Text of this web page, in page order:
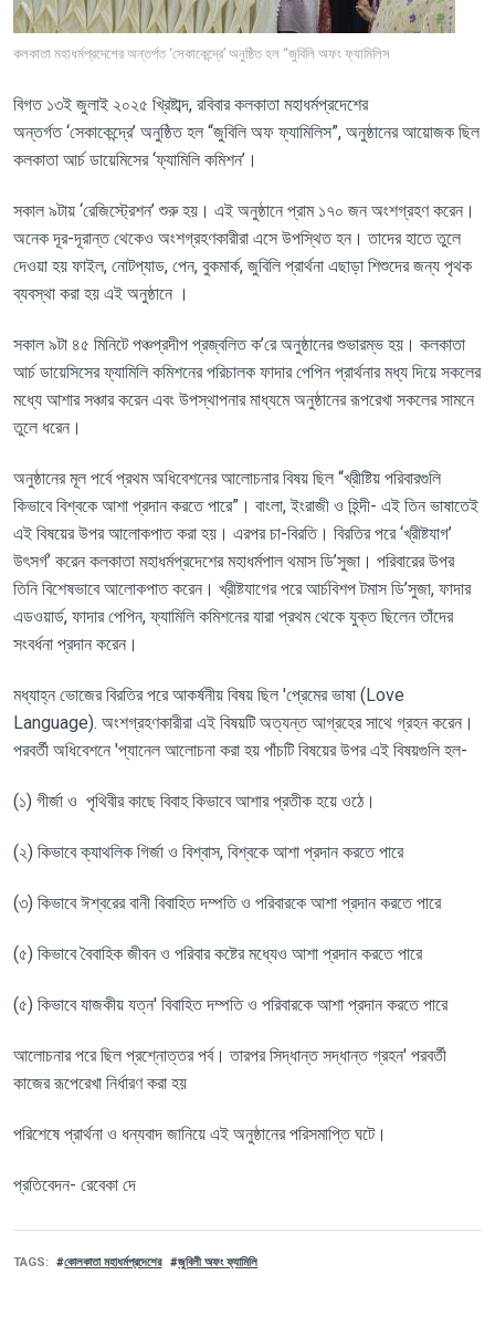
কলকাতা মহাধর্মপ্রদেশের অন্তর্পত ‘সেকাকেন্দ্রে’ অনুষ্ঠিত হল “জুবিলি অফং ফ্যামিলিস
বিগত ১৩ই জুলাই ২০২৫ খ্রিষ্টাব্দ, রবিবার কলকাতা মহাধর্মপ্রদেশের
অন্তর্গত‘সেকাকেন্দ্রে’অনুষ্ঠিত হল “জুবিলি অফ ফ্যামিলিস”,অনুষ্ঠানের আয়োজক ছিল
কলকাতা আর্চ ডায়েমিসের‘ফ্যামিলি কমিশন’।
সকাল ৯টায় ‘রেজিস্ট্রেশন’শুরু হয়। এই অনুষ্ঠানে প্রাম ১৭০ জন অংশগ্রহণ করেন।
অনেক দূর-দূরান্ত থেকেও অংশগ্রহণকারীরা এসে উপস্থিত হন। তাদের হাতে তুলে
দেওয়া হয় ফাইল, নোটপ্যাড, পেন, বুকমার্ক, জুবিলি প্রার্থনা এছাড়া শিশুদের জন্য পৃথক
ব্যবস্থা করা হয় এই অনুষ্ঠানে ।
সকাল ৯টা ৪৫ মিনিটে পঞ্চপ্রদীপ প্রজ্বলিত ক’রে অনুষ্ঠানের শুভারম্ভ হয়। কলকাতা
আর্চ ডায়েসিসের ফ্যামিলি কমিশনের পরিচালক ফাদার পেপিন প্রার্থনার মধ্য দিয়ে সকলের
মধ্যে আশার সঞ্চার করেন এবং উপস্থাপনার মাধ্যমে অনুষ্ঠানের রূপরেখা সকলের সামনে
তুলে ধরেন।
অনুষ্ঠানের মূল পর্বে প্রথম অধিবেশনের আলোচনার বিষয় ছিল “খ্রীষ্টিয় পরিবারগুলি
কিভাবে বিশ্বকে আশা প্রদান করতে পারে”। বাংলা, ইংরাজী ও হিন্দী- এই তিন ভাষাতেই
এই বিষয়ের উপর আলোকপাত করা হয়। এরপর চা-বিরতি। বিরতির পরে‘খ্রীষ্টযাগ’
উৎসর্গ’করেন কলকাতা মহাধর্মপ্রদেশের মহাধর্মপাল থমাস ডি’সুজা। পরিবারের উপর
তিনি বিশেষভাবে আলোকপাত করেন। খ্রীষ্টযাগের পরে আর্চবিশপ টমাস ডি’সুজা, ফাদার
এডওয়ার্ড, ফাদার পেপিন, ফ্যামিলি কমিশনের যারা প্রথম থেকে যুক্ত ছিলেন তাঁদের
সংবর্ধনা প্রদান করেন।
মধ্যাহ্ন ভোজের বিরতির পরে আকর্ষনীয় বিষয় ছিল 'প্রেমের ভাষা (Love
Language). অংশগ্রহণকারীরা এই বিষয়টি অত্যন্ত আগ্রহের সাথে গ্রহন করেন।
পরবর্তী অধিবেশনে 'প্যানেল আলোচনা করা হয় পাঁচটি বিষয়ের উপর এই বিষয়গুলি হল-
(১) গীর্জা ও পৃথিবীর কাছে বিবাহ কিভাবে আশার প্রতীক হয়ে ওঠে।
(২) কিভাবে ক্যাথলিক গির্জা ও বিশ্বাস, বিশ্বকে আশা প্রদান করতে পারে
(৩) কিভাবে ঈশ্বরের বানী বিবাহিত দম্পতি ও পরিবারকে আশা প্রদান করতে পারে
(৫) কিভাবে বৈবাহিক জীবন ও পরিবার কষ্টের মধ্যেও আশা প্রদান করতে পারে
(৫) কিভাবে যাজকীয় যত্ন' বিবাহিত দম্পতি ও পরিবারকে আশা প্রদান করতে পারে
আলোচনার পরে ছিল প্রশ্নোত্তর পর্ব। তারপর সিদ্ধান্ত সদ্ধান্ত গ্রহন' পরবর্তী
কাজের রূপেরেখা নির্ধারণ করা হয়
পরিশেষে প্রার্থনা ও ধন্যবাদ জানিয়ে এই অনুষ্ঠানের পরিসমাপ্তি ঘটে।
প্রতিবেদন- রেবেকা দে
TAGS কোলকাতা মহাধর্মপ্রদেশের জুবিলী অফং ফ্যামিলি